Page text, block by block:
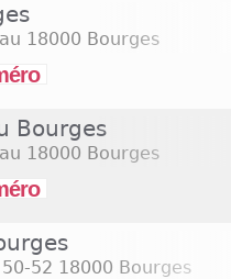
18000 Bourges
Bourges
18000 Bourges
52 18000 Bourges